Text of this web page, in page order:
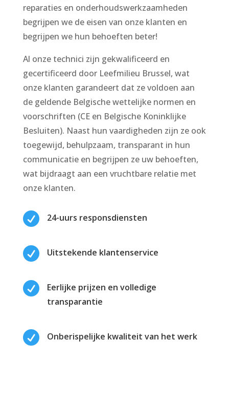
reparaties en onderhoudswerkzaamheden
begrijpen we de eisen van onze klanten en
begrijpen we hun behoeften beter!
Al onze technici zijn gekwalificeerd en
gecertificeerd door Leefmilieu Brussel, wat
onze klanten garandeert dat ze voldoen aan
de geldende Belgische wettelijke normen en
voorschriften (CE en Belgische Koninklijke
Besluiten). Naast hun vaardigheden zijn ze ook
toegewijd, behulpzaam, transparant in hun
communicatie en begrijpen ze uw behoeften,
wat bijdraagt aan een vruchtbare relatie met
onze klanten.
 24-uurs responsdiensten
 Uitstekende klantenservice

Eerlijke prijzen en volledige
transparantie
 Onberispelijke kwaliteit van het werk